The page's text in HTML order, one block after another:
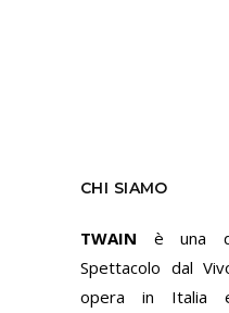
CHI SIAMO
TWAIN è una
Spettacolo dal
opera in Italia